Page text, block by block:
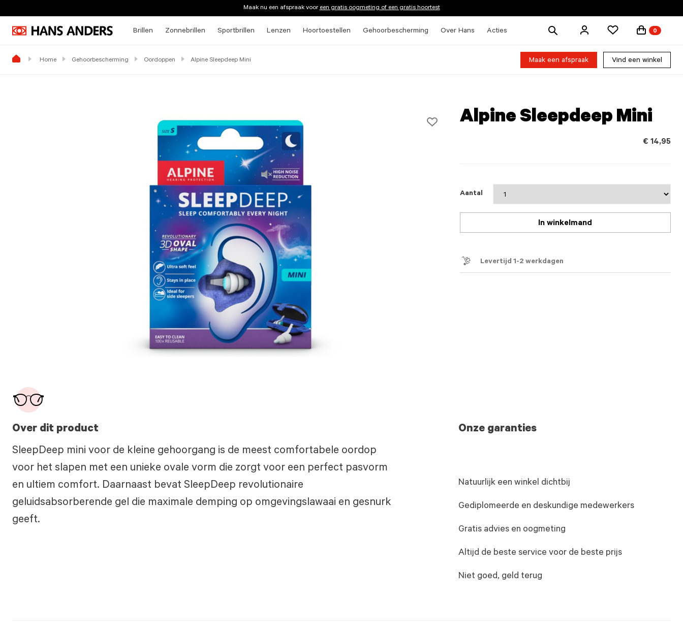
Maak nu een afspraak vooreen gratis oogmeting of een gratis hoortest
Brillen Zonnebrillen Sportbrillen Lenzen Hoortoestellen Gehoorbescherming Over Hans Acties
Zoek
0
Home Gehoorbescherming Oordoppen Alpine Sleepdeep Mini Maak een afspraak Vind een winkel
Alpine Sleepdeep Mini
€ 14,95
Aantal
In winkelmand
Levertijd 1-2 werkdagen
Over dit product
SleepDeep mini voor de kleine gehoorgang is de meest comfortabele oordop
voor het slapen met een unieke ovale vorm die zorgt voor een perfect pasvorm
en ultiem comfort. Daarnaast bevat SleepDeep revolutionaire
geluidsabsorberende gel die maximale demping op omgevingslawaai en gesnurk
geeft.
Onze garanties
Natuurlijk een winkel dichtbij
Gediplomeerde en deskundige medewerkers
Gratis advies en oogmeting
Altijd de beste service voor de beste prijs
Niet goed, geld terug